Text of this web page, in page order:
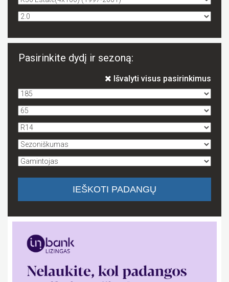
Pasirinkite dydį ir sezoną:
Išvalyti visus pasirinkimus